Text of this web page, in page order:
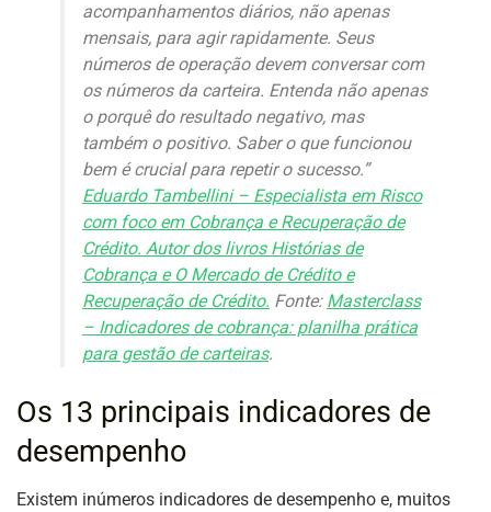
acompanhamentos diários, não apenas
mensais, para agir rapidamente. Seus
números de operação devem conversar com
os números da carteira. Entenda não apenas
o porquê do resultado negativo, mas
também o positivo. Saber o que funcionou
bem é crucial para repetir o sucesso.”
Eduardo Tambellini – Especialista em Risco
com foco em Cobrança e Recuperação de
Crédito. Autor dos livros Histórias de
Cobrança e O Mercado de Crédito e
Recuperação de Crédito. Fonte: Masterclass
– Indicadores de cobrança: planilha prática
para gestão de carteiras.
Os 13 principais indicadores de
desempenho
Existem inúmeros indicadores de desempenho e, muitos